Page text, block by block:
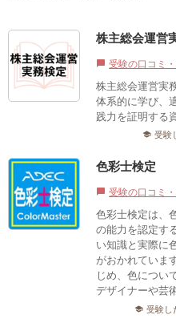
株主総会運営
chat_bubble 受験の口コミ
株主総会運営実
体系的に学び、
践力を証明する
school 受験
色彩士検定
chat_bubble 受験の口コミ
色彩士検定は、
の能力を認定す
い知識と実際に
がおかれていま
じめ、色につい
デザイナーや芸
school 受験し